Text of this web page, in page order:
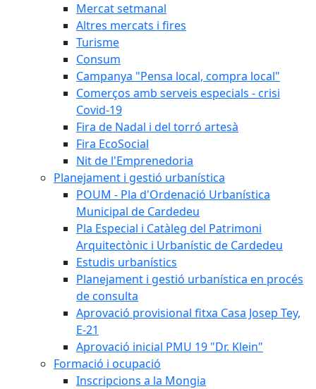
Mercat setmanal
Altres mercats i fires
Turisme
Consum
Campanya "Pensa local, compra local"
Comerços amb serveis especials - crisi
Covid-19
Fira de Nadal i del torró artesà
Fira EcoSocial
Nit de l'Emprenedoria
Planejament i gestió urbanística
POUM - Pla d'Ordenació Urbanística
Municipal de Cardedeu
Pla Especial i Catàleg del Patrimoni
Arquitectònic i Urbanístic de Cardedeu
Estudis urbanístics
Planejament i gestió urbanística en procés
de consulta
Aprovació provisional fitxa Casa Josep Tey,
E-21
Aprovació inicial PMU 19 "Dr. Klein"
Formació i ocupació
Inscripcions a la Mongia